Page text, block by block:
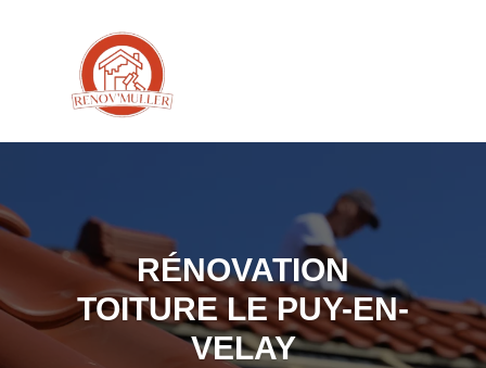
RÉNOVATION
TOITURE LE PUY-EN-
VELAY